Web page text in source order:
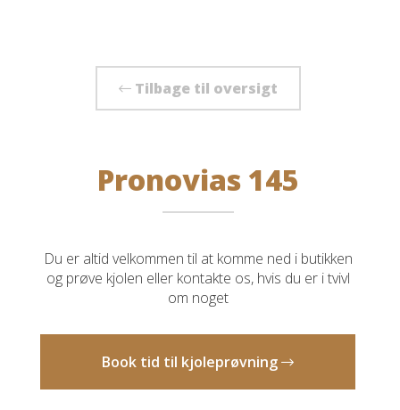
Tilbage til oversigt
Pronovias 145
Du er altid velkommen til at komme ned i butikken
og prøve kjolen eller kontakte os, hvis du er i tvivl
om noget
Book tid til kjoleprøvning